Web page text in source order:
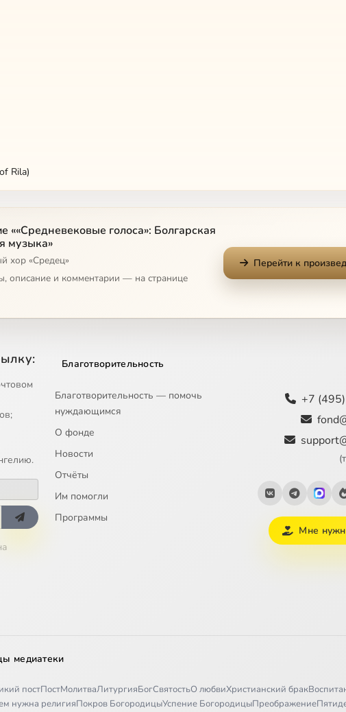
Rila)
Gos Podi
Sine
(Morfov)
««Средневековые голоса»: Болгарская
музыка»
хор «Средец»
описание и комментарии — на странице
Перейти к
Благотворительность
Благотворительность — помочь
нуждающимся
О фонде
Новости
Отчёты
Им помогли
Программы
+7
Мне
медиатеки
постПостМолитваЛитургияБогСвятостьО любвиХристианский брак
нужна религияПокров БогородицыУспение БогородицыПреображение